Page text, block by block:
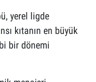
yerel ligde
kıtanın en büyük
bir dönemi